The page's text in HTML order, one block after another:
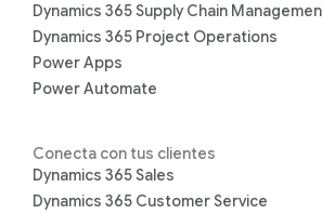
Dynamics 365 Supply Chain
Dynamics 365 Project Operations
Power Apps
Power Automate
Conecta con tus clientes
Dynamics 365 Sales
Dynamics 365 Customer Service